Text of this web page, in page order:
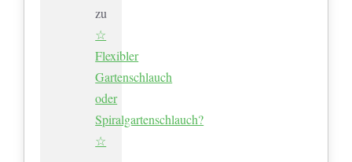
zu
☆
Flexibler
Gartenschlauch
oder
Spiralgartenschlauch?
☆